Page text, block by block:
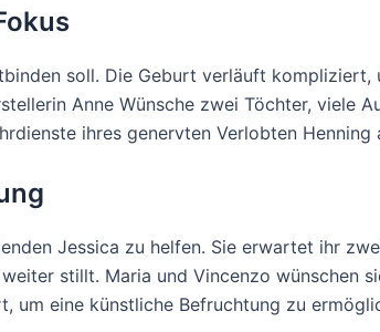
soll. Die Geburt verläuft kompliziert,
Anne Wünsche zwei Töchter, viele
ihres genervten Verlobten Henning
Jessica zu helfen. Sie erwartet ihr
stillt. Maria und Vincenzo wünschen
um eine künstliche Befruchtung zu